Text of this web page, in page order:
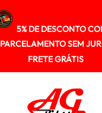
5% DE DESCONTO
PARCELAMENTO SEM
FRETE GRÁTIS